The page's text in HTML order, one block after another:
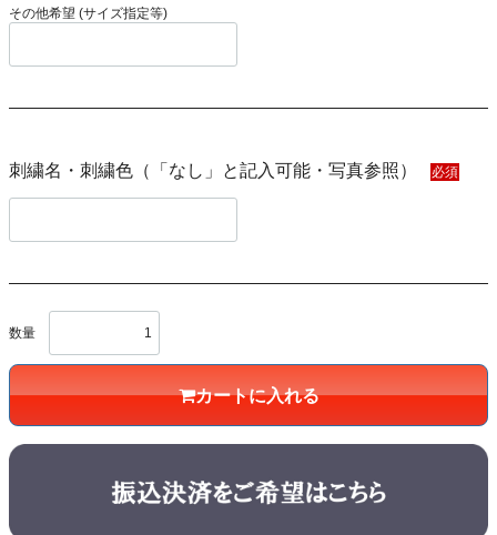
その他希望 (サイズ指定等)
刺繍名・刺繍色（「なし」と記入可能・写真参照） 必須
数量
カートに入れる